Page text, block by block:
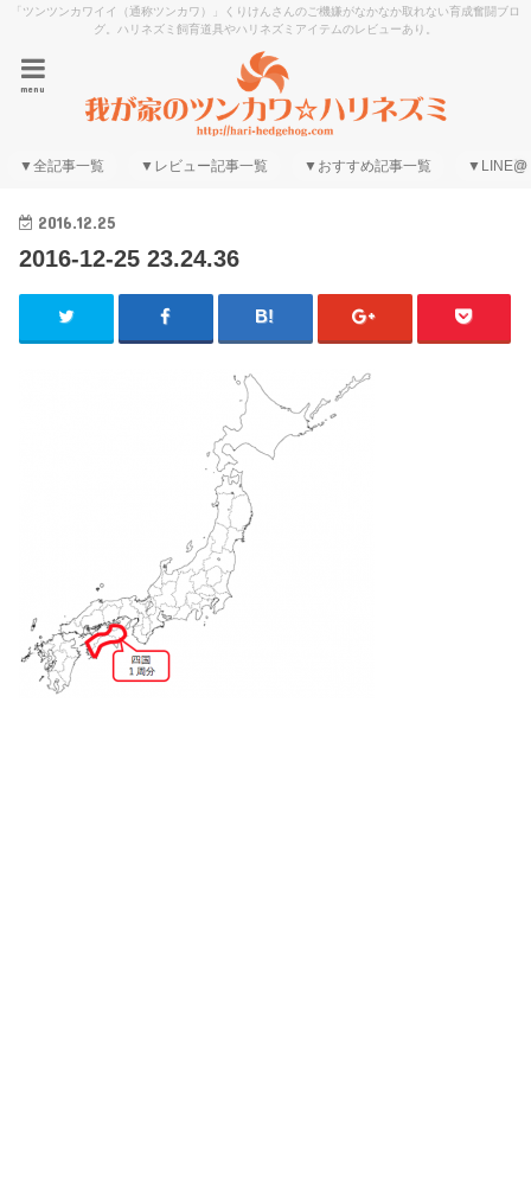
「ツンツンカワイイ（通称ツンカワ）」くりけんさんのご機嫌がなかなか取れない育成奮闘ブロ
グ。ハリネズミ飼育道具やハリネズミアイテムのレビューあり。
menu
▼全記事一覧 ▼レビュー記事一覧 ▼おすすめ記事一覧 ▼LINE@
2016.12.25
2016-12-25 23.24.36